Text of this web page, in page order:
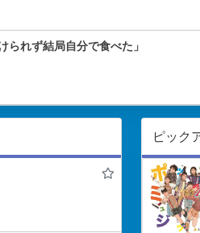
られず結局自分で食べた」
ピック